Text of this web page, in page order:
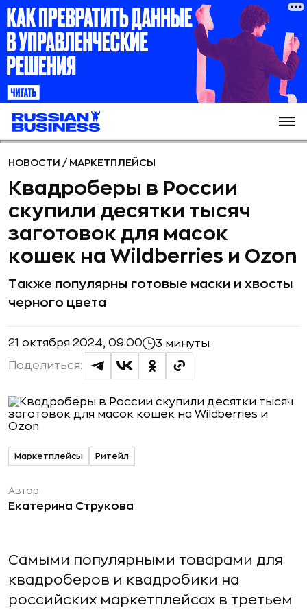
НОВОСТИ / МАРКЕТПЛЕЙСЫ
Квадроберы в России
скупили десятки тысяч
заготовок для масок
кошек на Wildberries и Ozon
Также популярны готовые маски и хвосты
черного цвета
21 октября 2024, 09:00 3 минуты
Поделиться:
Маркетплейсы Ритейл
Автор:
Екатерина Струкова
Самыми популярными товарами для
квадроберов и квадробики на
российских маркетплейсах в третьем